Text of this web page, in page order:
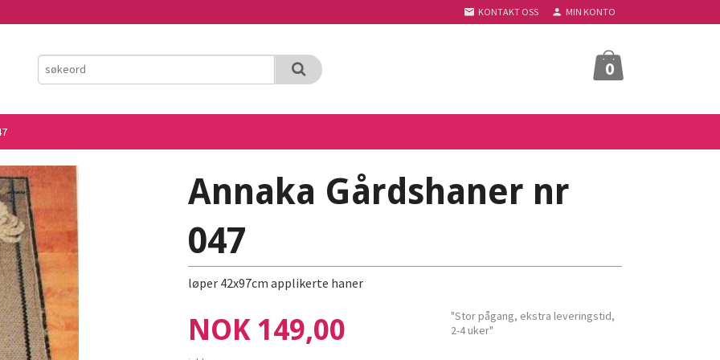
KONTAKT OSS MIN KONTO
0
Annaka Gårdshaner nr
047
løper 42x97cm applikerte haner
Pris
NOK 149,00
"Stor pågang, ekstra leveringstid,
2-4 uker"